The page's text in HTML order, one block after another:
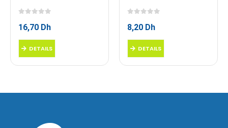
16,70 Dh
DETAILS
8,20 Dh
DETAILS